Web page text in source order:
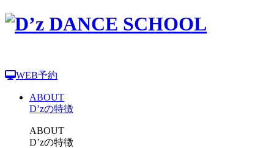
WEB予約
ABOUT
D’zの特徴
ABOUT
D’zの特徴